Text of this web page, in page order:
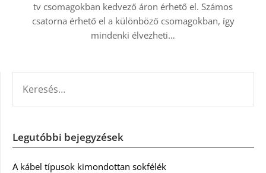
tv csomagokban kedvező áron érhető el. Számos
csatorna érhető el a különböző csomagokban, így
mindenki élvezheti…
Legutóbbi bejegyzések
A kábel típusok kimondottan sokfélék